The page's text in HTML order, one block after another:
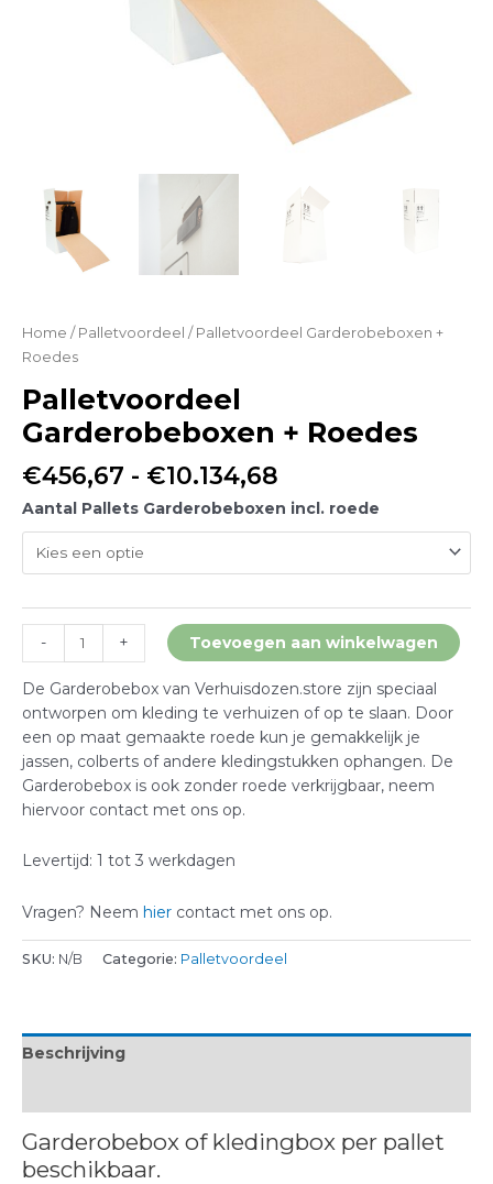
Home / Palletvoordeel / Palletvoordeel Garderobeboxen +
Roedes
Palletvoordeel
Garderobeboxen + Roedes
€456,67 - €10.134,68
Aantal Pallets Garderobeboxen incl. roede
- + Toevoegen aan winkelwagen
De Garderobebox van Verhuisdozen.store zijn speciaal
ontworpen om kleding te verhuizen of op te slaan. Door
een op maat gemaakte roede kun je gemakkelijk je
jassen, colberts of andere kledingstukken ophangen. De
Garderobebox is ook zonder roede verkrijgbaar, neem
hiervoor contact met ons op.
Levertijd: 1 tot 3 werkdagen
Vragen? Neem hier contact met ons op.
SKU: N/B Categorie: Palletvoordeel
Beschrijving
Garderobebox of kledingbox per pallet
beschikbaar.